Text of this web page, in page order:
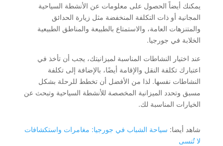
يمكنك أيضاً الحصول على معلومات عن الأنشطة السياحية
المجانية أو ذات التكلفة المنخفضة مثل زيارة الحدائق
والمتنزهات العامة، والاستمتاع بالطبيعة والمناطق الطبيعية
الخلابة في جورجيا.
عند اختيار النشاطات المناسبة لميزانيتك، يجب أن تأخذ في
اعتبارك تكلفة النقل والإقامة أيضًا، بالإضافة إلى تكلفة
النشاطات نفسها. لذا من الأفضل أن تخطط للرحلة بشكل
مسبق وتحدد الميزانية المخصصة للأنشطة السياحية وتبحث عن
الخيارات المناسبة لك.
شاهد أيضا: سياحة الشباب في جورجيا: مغامرات واستكشافات
لا تُنسى